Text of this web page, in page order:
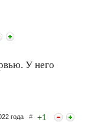
У него
года # +1